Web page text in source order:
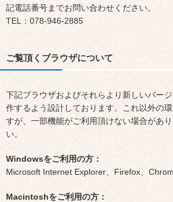
記電話番号までお問い合わせください。
TEL：078-946-2885
ご覧頂くブラウザについて
下記ブラウザおよびそれらより新しいバー
作するよう設計しております。これ以外の
すが、一部機能がご利用頂けない場合があ
い。
Windowsをご利用の方：
Microsoft Internet Explorer、Firefox、
Macintoshをご利用の方：